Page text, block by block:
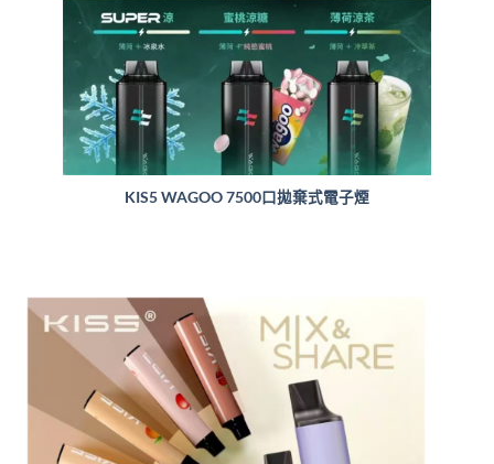
KIS5 WAGOO 7500口拋棄式電子煙